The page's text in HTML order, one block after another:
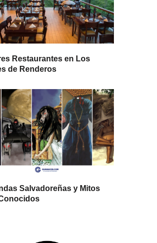
Restaurantes en Los
de Renderos
Salvadoreñas y Mitos